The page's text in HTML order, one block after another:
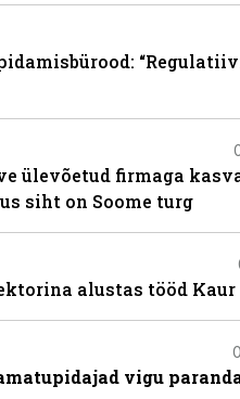
ülevõetud firmaga
siht on Soome turg
alustas tööd Kaur
vigu